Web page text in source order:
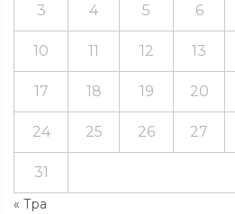
« Тра
3 4 5 6
10 11 12 13
17 18 19 20
24 25 26 27
31